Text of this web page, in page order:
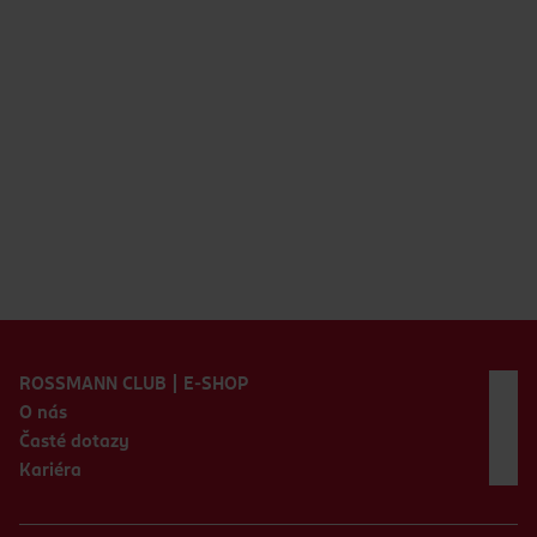
ROSSMANN CLUB | E-SHOP
O nás
Časté dotazy
Kariéra